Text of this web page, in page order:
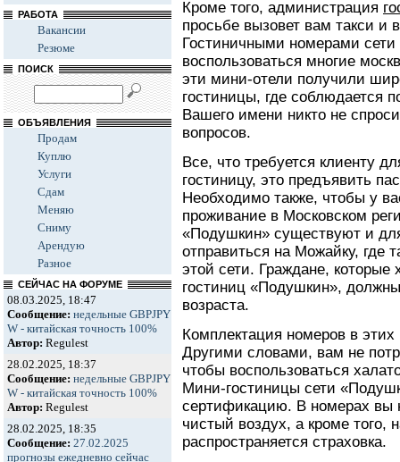
РАБОТА
Вакансии
Резюме
ПОИСК
ОБЪЯВЛЕНИЯ
Продам
Куплю
Услуги
Сдам
Меняю
Сниму
Арендую
Разное
СЕЙЧАС НА ФОРУМЕ
08.03.2025, 18:47
Сообщение: недельные GBPJPY
W - китайская точность 100%
Автор: Regulest
28.02.2025, 18:37
Сообщение: недельные GBPJPY
W - китайская точность 100%
Автор: Regulest
28.02.2025, 18:35
Сообщение: 27.02.2025
прогнозы ежедневно сейчас
Кроме того, администрация
просьбе вызовет вам такси и
Гостиничными номерами
воспользоваться многие
эти мини-отели получили
гостиницы, где соблюдается
Вашего имени никто не
вопросов.
Все, что требуется клиенту
гостиницу, это предъявить
Необходимо также, чтобы у
проживание в Московском
«Подушкин» существуют и
отправиться на Можайку, где
этой сети. Граждане, которые
гостиниц «Подушкин»,
возраста.
Комплектация номеров в
Другими словами, вам не
чтобы воспользоваться
Мини-гостиницы сети
сертификацию. В номерах вы
чистый воздух, а кроме того,
распространяется страховка.